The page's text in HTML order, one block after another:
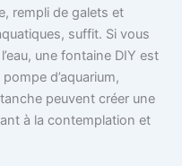
rempli de galets et
suffit. Si vous
une fontaine DIY est
d’aquarium,
peuvent créer une
à la contemplation et